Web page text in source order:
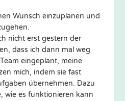
Wunsch einzuplanen und
nicht erst gestern der
dass ich dann mal weg
eingeplant, meine
mich, indem sie fast
übernehmen. Dazu
wie es funktionieren kann